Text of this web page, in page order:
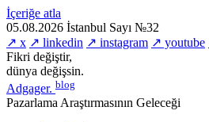
İçeriğe atla
05.08.2026 İstanbul Sayı №32
↗ x ↗ linkedin ↗ instagram ↗ youtube
Fikri değiştir,
dünya değişsin.
Adgager. blog
Pazarlama Araştırmasının Geleceği